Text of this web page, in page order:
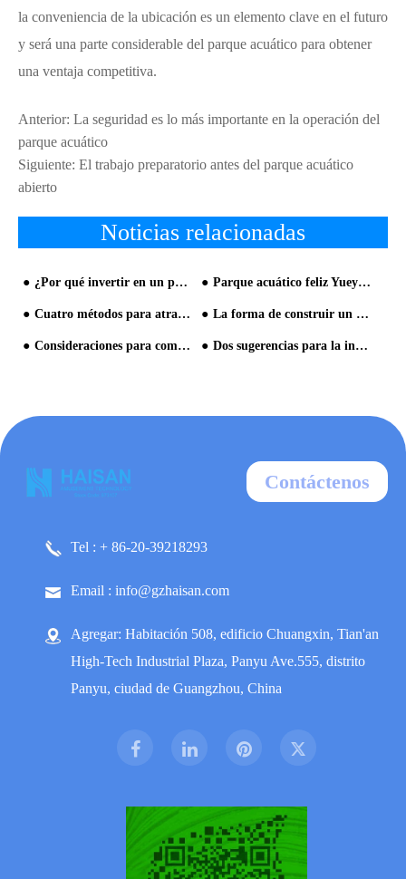
la conveniencia de la ubicación es un elemento clave en el futuro
y será una parte considerable del parque acuático para obtener
una ventaja competitiva.
Anterior: La seguridad es lo más importante en la operación del
parque acuático
Siguiente: El trabajo preparatorio antes del parque acuático
abierto
Noticias relacionadas
¿Por qué invertir en un parque acuático será tan popular? Parque acuático feliz Yueyang abierto, que puede albergar a más de 30,000 turistas
Cuatro métodos para atraer a más visitantes a un parque acuático La forma de construir un parque acuático
Consideraciones para comprar un equipo grande de parque acuático Dos sugerencias para la inversión en el parque acuático
Contáctenos
Tel : + 86-20-39218293
Email : info@gzhaisan.com
Agregar: Habitación 508, edificio Chuangxin, Tian'an
High-Tech Industrial Plaza, Panyu Ave.555, distrito
Panyu, ciudad de Guangzhou, China